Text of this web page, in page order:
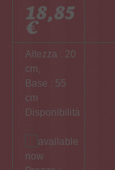
18,85
€
Altezza : 20
cm,
Base : 55
cm
Disponibilità
: